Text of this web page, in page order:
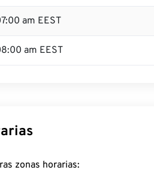
am EEST
am EEST
zonas horarias: